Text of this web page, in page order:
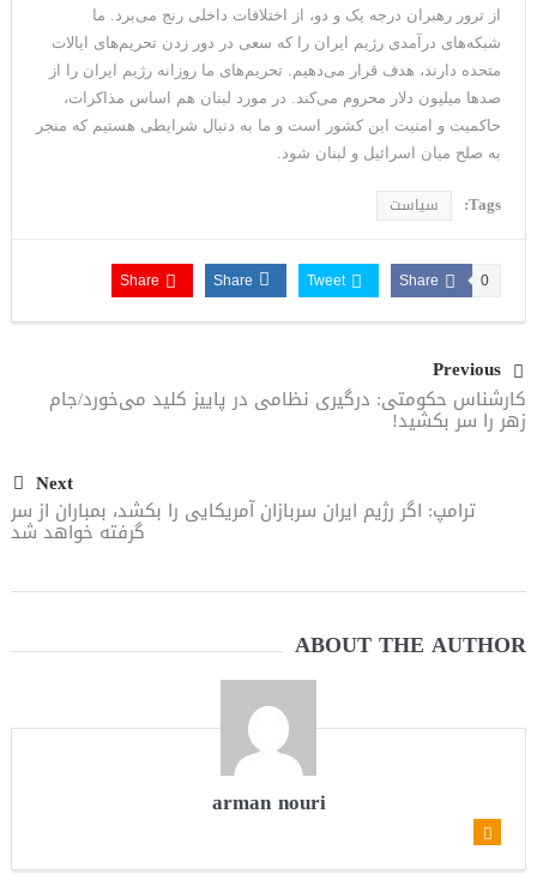
از ترور رهبران درجه یک و دو، از اختلافات داخلی رنج می‌برد. ما
شبکه‌های درآمدی رژیم ایران را که سعی در دور زدن تحریم‌های ایالات
متحده دارند، هدف قرار می‌دهیم. تحریم‌های ما روزانه رژیم ایران را از
صدها میلیون دلار محروم می‌کند. در مورد لبنان هم اساس مذاکرات،
حاکمیت و امنیت این کشور است و ما به دنبال شرایطی هستیم که منجر
به صلح میان اسرائیل و لبنان شود.
Tags: سیاست
Share 0
Tweet
Share
Share
Previous
کارشناس حکومتی: درگیری نظامی در پاییز کلید می‌خورد/جام
زهر را سر بکشید!
Next
ترامپ: اگر رژیم ایران سربازان آمریکایی را بکشد، بمباران از سر
گرفته خواهد شد
ABOUT THE AUTHOR
arman nouri